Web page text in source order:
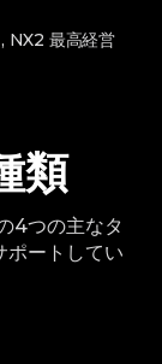
, NX2 最高経営
類
4つの主なタ
ポートしてい